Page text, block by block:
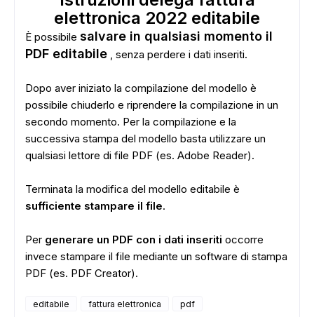
ADS
elettronica 2022 editabile
È possibile salvare in qualsiasi momento il
PDF editabile , senza perdere i dati inseriti.
Dopo aver iniziato la compilazione del modello è
possibile chiuderlo e riprendere la compilazione in un
secondo momento. Per la compilazione e la
successiva stampa del modello basta utilizzare un
qualsiasi lettore di file PDF (es. Adobe Reader).
Terminata la modifica del modello editabile è
sufficiente stampare il file.
Per generare un PDF con i dati inseriti occorre
invece stampare il file mediante un software di stampa
PDF (es. PDF Creator).
editabile fattura elettronica pdf